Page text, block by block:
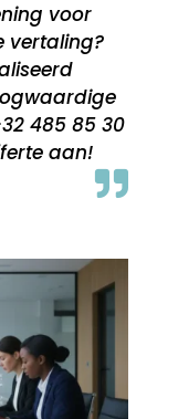
voor
vertaling?
485 85 30
aan!
